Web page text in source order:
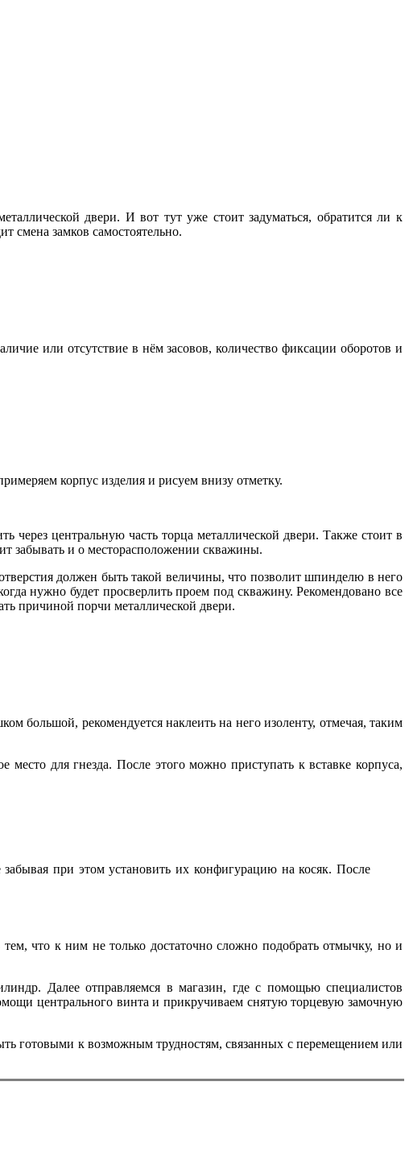
двери. И вот тут уже стоит задуматься, обратится ли к
смена замков самостоятельно.
или отсутствие в нём засовов, количество фиксации оборотов и
корпус изделия и рисуем внизу отметку.
центральную часть торца металлической двери. Также стоит в
забывать и о месторасположении скважины.
должен быть такой величины, что позволит шпинделю в него
нужно будет просверлить проем под скважину. Рекомендовано все
причиной порчи металлической двери.
большой, рекомендуется наклеить на него изоленту, отмечая, таким
для гнезда. После этого можно приступать к вставке корпуса,
при этом установить их конфигурацию на косяк. После
что к ним не только достаточно сложно подобрать отмычку, но и
Далее отправляемся в магазин, где с помощью специалистов
центрального винта и прикручиваем снятую торцевую замочную
готовыми к возможным трудностям, связанных с перемещением или